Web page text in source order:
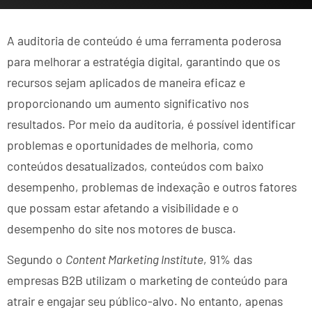
A auditoria de conteúdo é uma ferramenta poderosa
para melhorar a estratégia digital, garantindo que os
recursos sejam aplicados de maneira eficaz e
proporcionando um aumento significativo nos
resultados. Por meio da auditoria, é possível identificar
problemas e oportunidades de melhoria, como
conteúdos desatualizados, conteúdos com baixo
desempenho, problemas de indexação e outros fatores
que possam estar afetando a visibilidade e o
desempenho do site nos motores de busca.
Segundo o Content Marketing Institute, 91% das
empresas B2B utilizam o marketing de conteúdo para
atrair e engajar seu público-alvo. No entanto, apenas